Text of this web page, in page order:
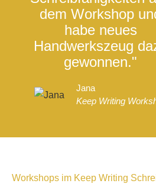
dem Workshop
habe neues
Handwerkszeug
gewonnen."
Jana
Keep Writing
Workshops im Keep Writing